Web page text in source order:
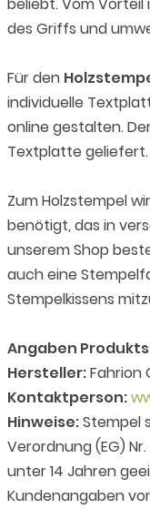
des Griffs und
Für den
individuelle
online gestalten.
Textplatte geliefert.
Zum Holzstempel
benötigt, das in
unserem Shop
auch eine
Stempelkissens
Angaben
Hersteller:Fahrion
Kontaktperson:
Hinweise:Stempel
Verordnung (EG)
unter 14 Jahren
Kundenangaben